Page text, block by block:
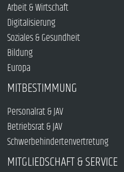
Arbeit & Wirtschaft
Digitalisierung
Soziales & Gesundheit
Bildung
Europa
MITBESTIMMUNG
Personalrat & JAV
Betriebsrat & JAV
Schwerbehindertenvertretung
MITGLIEDSCHAFT & SERVICE